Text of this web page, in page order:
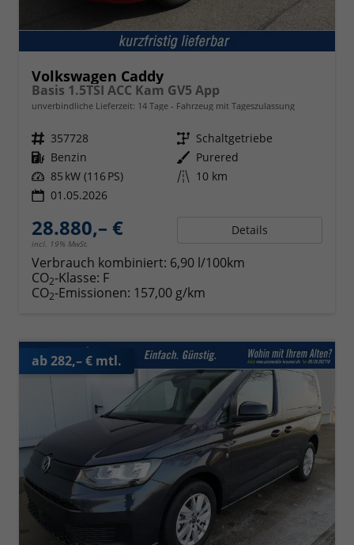
Volkswagen Caddy
Basis 1.5TSI ACC Kam GV5 App
unverbindliche Lieferzeit: 14 Tage Fahrzeug mit Tageszulassung
Fahrzeugnr. 357728 Getriebe Schaltgetriebe
Kraftstoff Benzin Außenfarbe Purered
Leistung 85 kW (116 PS) Kilometerstand 10 km
01.05.2026
28.880,– €
incl. 19% MwSt.
Details
Verbrauch kombiniert: 6,90 l/100km
CO2-Klasse: F
CO2-Emissionen: 157,00 g/km
ab 282,– € mtl.